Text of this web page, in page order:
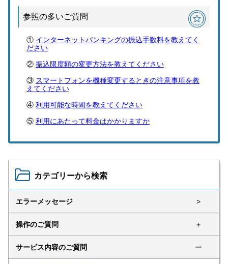
参照の多いご質問
インターネットバンキングの振込手数料を教えてく
ださい
振込限度額の変更方法を教えてください
スマートフォンを機種変更するときの注意事項を教
えてください
利用可能な時間を教えてください
利用にあたって料金はかかりますか
カテゴリーから検索
エラーメッセージ >
操作のご質問 ＋
サービス内容のご質問 ー